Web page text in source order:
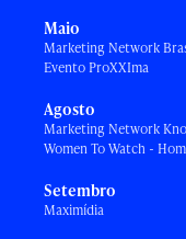
Maio
Marketing Network
Evento ProXXIma
Agosto
Marketing Network
Women To Watch -
Setembro
Maximídia